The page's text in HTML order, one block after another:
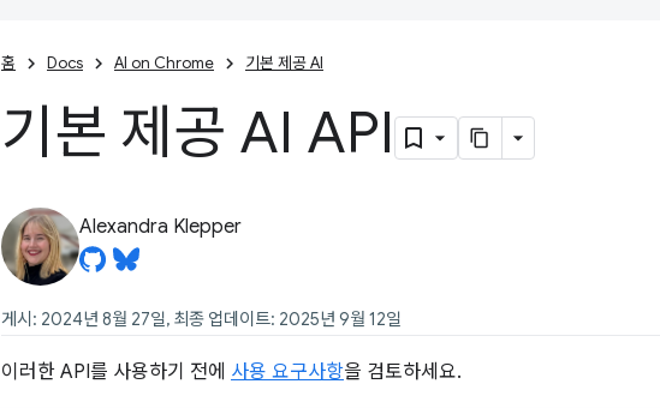
홈 Docs AI on Chrome 기본 제공 AI
기본 제공 AI API
Alexandra Klepper
게시: 2024년 8월 27일, 최종 업데이트: 2025년 9월 12일
이러한 API를 사용하기 전에 사용 요구사항을 검토하세요.